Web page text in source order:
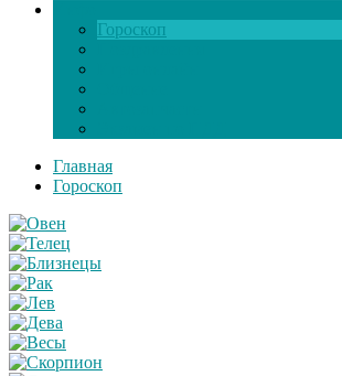
Гороскоп
Главная
Гороскоп